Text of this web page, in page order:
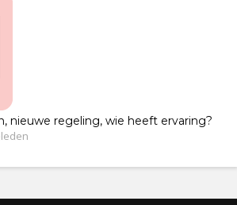
nieuwe regeling, wie heeft ervaring?